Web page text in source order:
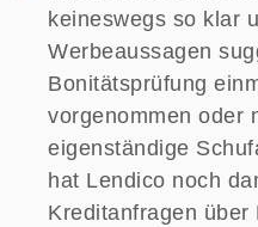
keineswegs so klar
Werbeaussagen
Bonitätsprüfung
vorgenommen oder
eigenständige
hat Lendico noch
Kreditanfragen über